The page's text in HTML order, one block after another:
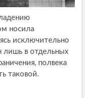
носила
исключительно
лишь в отдельных
полвека
таковой.